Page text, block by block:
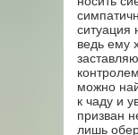
ситуация
ведь ему
можно
к чаду и
призван
лишь